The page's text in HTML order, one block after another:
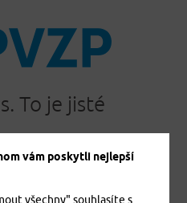
To je jisté
vám poskytli nejlepší
všechny" souhlasíte s